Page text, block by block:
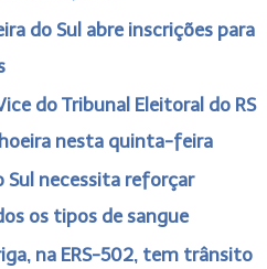
do Sul abre inscrições para
do Tribunal Eleitoral do RS
nesta quinta-feira
Sul necessita reforçar
os tipos de sangue
na ERS-502, tem trânsito